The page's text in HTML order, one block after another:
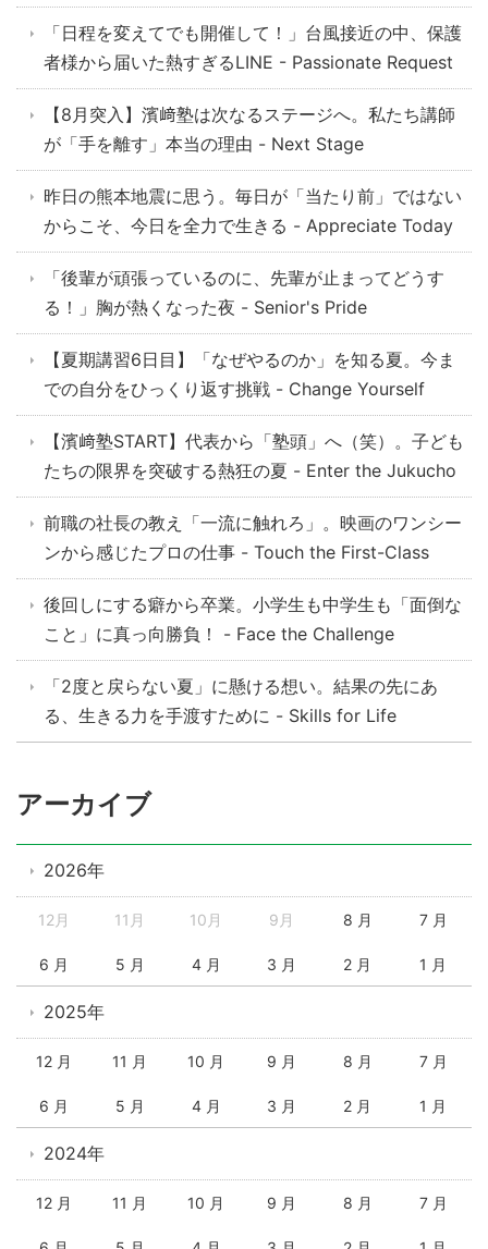
「日程を変えてでも開催して！」台風接近の中、保護
者様から届いた熱すぎるLINE - Passionate Request
【8月突入】濱﨑塾は次なるステージへ。私たち講師
が「手を離す」本当の理由 - Next Stage
昨日の熊本地震に思う。毎日が「当たり前」ではない
からこそ、今日を全力で生きる - Appreciate Today
「後輩が頑張っているのに、先輩が止まってどうす
る！」胸が熱くなった夜 - Senior's Pride
【夏期講習6日目】「なぜやるのか」を知る夏。今ま
での自分をひっくり返す挑戦 - Change Yourself
【濱﨑塾START】代表から「塾頭」へ（笑）。子ども
たちの限界を突破する熱狂の夏 - Enter the Jukucho
前職の社長の教え「一流に触れろ」。映画のワンシー
ンから感じたプロの仕事 - Touch the First-Class
後回しにする癖から卒業。小学生も中学生も「面倒な
こと」に真っ向勝負！ - Face the Challenge
「2度と戻らない夏」に懸ける想い。結果の先にあ
る、生きる力を手渡すために - Skills for Life
アーカイブ
2026年
12月 11月 10月 9月 8 月 7 月
6 月 5 月 4 月 3 月 2 月 1 月
2025年
12 月 11 月 10 月 9 月 8 月 7 月
6 月 5 月 4 月 3 月 2 月 1 月
2024年
12 月 11 月 10 月 9 月 8 月 7 月